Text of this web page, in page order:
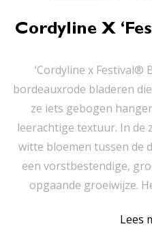
Cordyline X
‘Cordyline x Festival®
bordeauxrode bladeren
ze iets gebogen
leerachtige textuur. In de
witte bloemen tussen de
een vorstbestendige,
opgaande groeiwijze.
Lees